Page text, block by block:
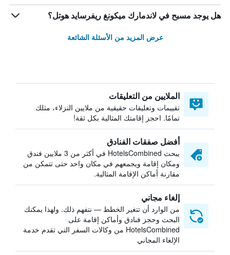
هل يوجد مسبح في لاندمارك ميكونغ ريفرسايد هوتل؟
عرض المزيد من الأسئلة الشائعة
الملايين من التعليقات
تقييمات وتعليقات حقيقية من ملايين النزلاء، مثلك
تمامًا. احجز إقامتك المثالية بكل ثقة!
أفضل صفقات الفنادق
يبحث HotelsCombined في أكثر من 3 ملايين فندق
ومكان إقامة ويجمعهم في مكان واحد حتى تتمكن من
مقارنة أماكن الإقامة المثالية.
إلغاء مجاني
من الوارد أن تتغير الخطط — نتفهم ذلك. ولهذا يمكنك
البحث وحجز فنادق وأماكن إقامة على
HotelsCombined من وكالات السفر التي تقدم خدمة
الإلغاء المجاني